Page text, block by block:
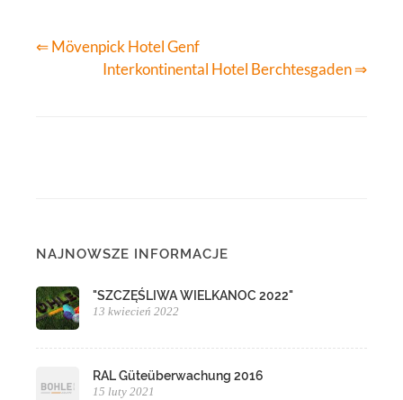
⇐ Mövenpick Hotel Genf
Interkontinental Hotel Berchtesgaden ⇒
NAJNOWSZE INFORMACJE
"SZCZĘŚLIWA WIELKANOC 2022"
13 kwiecień 2022
RAL Güteüberwachung 2016
15 luty 2021